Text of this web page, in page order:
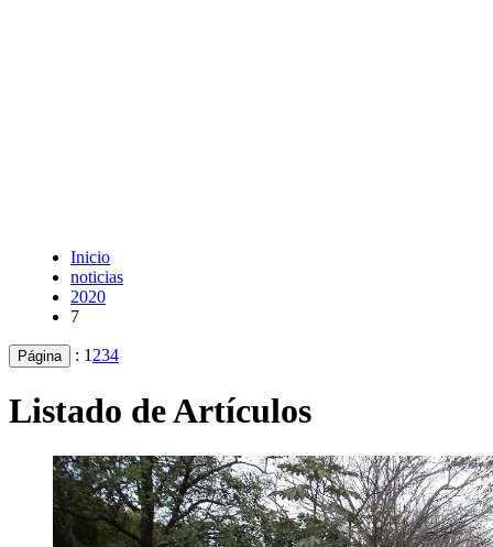
Inicio
noticias
2020
7
Página : 1 234
Listado de Artículos